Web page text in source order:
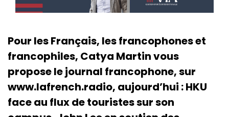
Pour les Français, les francophones et
francophiles, Catya Martin vous
propose le journal francophone, sur
www.lafrench.radio, aujourd’hui : HKU
face au flux de touristes sur son